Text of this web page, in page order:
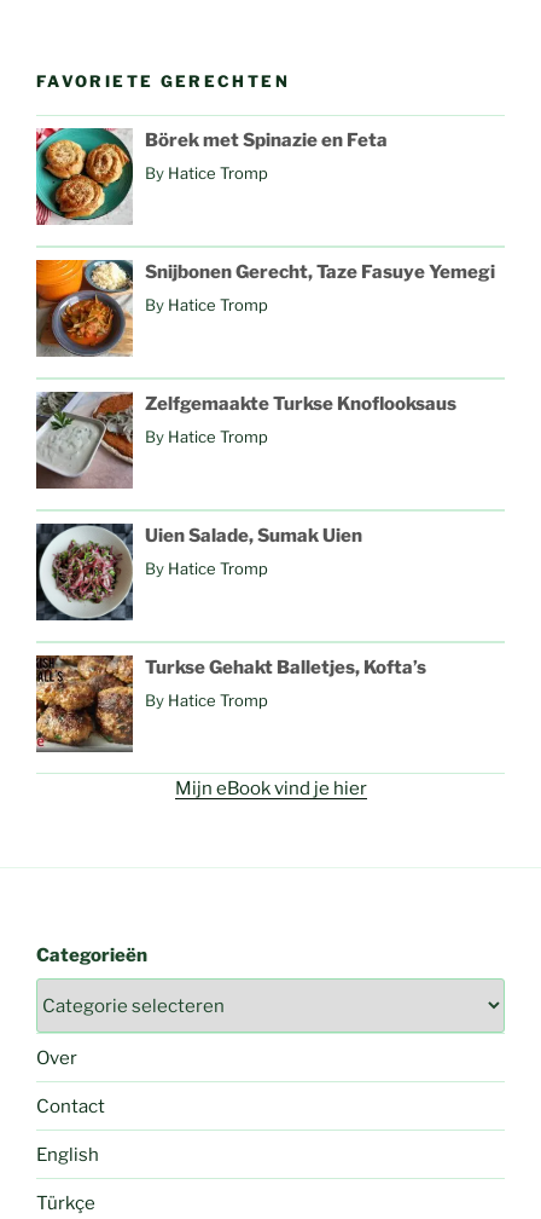
FAVORIETE GERECHTEN
Börek met Spinazie en Feta
By Hatice Tromp
Snijbonen Gerecht, Taze Fasuye Yemegi
By Hatice Tromp
Zelfgemaakte Turkse Knoflooksaus
By Hatice Tromp
Uien Salade, Sumak Uien
By Hatice Tromp
Turkse Gehakt Balletjes, Kofta’s
By Hatice Tromp
Mijn eBook vind je hier
Categorieën
Over
Contact
English
Türkçe